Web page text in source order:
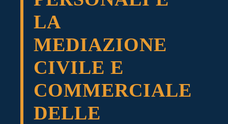
LA
MEDIAZIONE
CIVILE E
COMMERCIALE
DELLE